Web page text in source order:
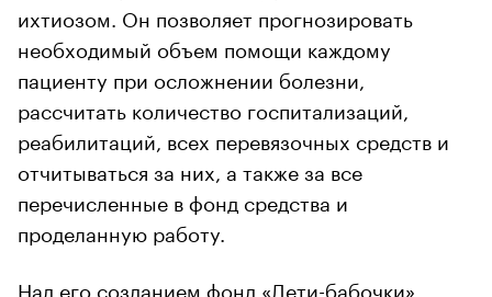
ихтиозом. Он позволяет прогнозировать
необходимый объем помощи каждому
пациенту при осложнении болезни,
рассчитать количество госпитализаций,
реабилитаций, всех перевязочных средств и
отчитываться за них, а также за все
перечисленные в фонд средства и
проделанную работу.
Над его созданием фонд «Дети-бабочки»